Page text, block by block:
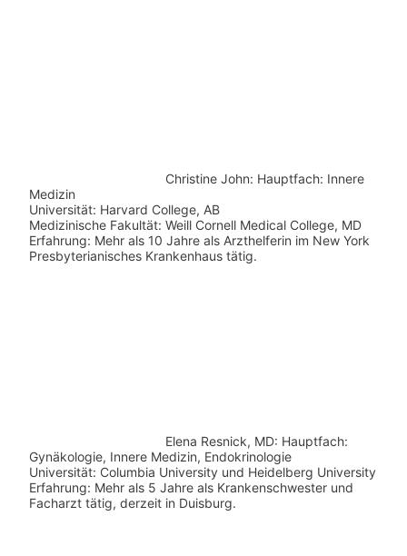
Christine John: Hauptfach: Innere
Medizin
Universität: Harvard College, AB
Medizinische Fakultät: Weill Cornell Medical College, MD
Erfahrung: Mehr als 10 Jahre als Arzthelferin im New York
Presbyterianisches Krankenhaus tätig.
Elena Resnick, MD: Hauptfach:
Gynäkologie, Innere Medizin, Endokrinologie
Universität: Columbia University und Heidelberg University
Erfahrung: Mehr als 5 Jahre als Krankenschwester und
Facharzt tätig, derzeit in Duisburg.